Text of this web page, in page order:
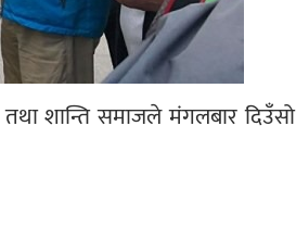
शान्ति समाजले मंगलबार दिउँसो